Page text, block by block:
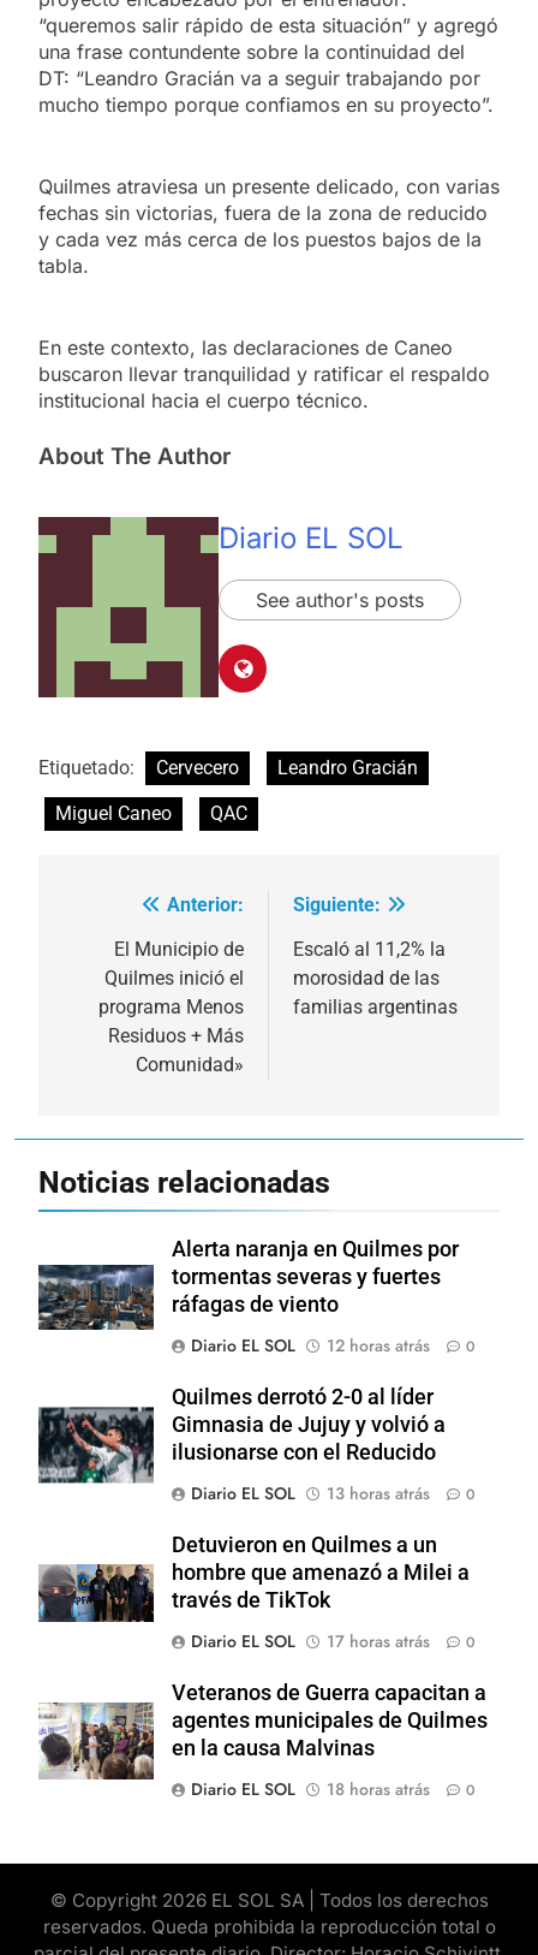
“queremos salir rápido de esta situación” y agregó
una frase contundente sobre la continuidad del
DT: “Leandro Gracián va a seguir trabajando por
mucho tiempo porque confiamos en su proyecto”.
Quilmes atraviesa un presente delicado, con varias
fechas sin victorias, fuera de la zona de reducido
y cada vez más cerca de los puestos bajos de la
tabla.
En este contexto, las declaraciones de Caneo
buscaron llevar tranquilidad y ratificar el respaldo
institucional hacia el cuerpo técnico.
About The Author
Diario EL SOL
See author's posts
Etiquetado: Cervecero
Leandro Gracián
Miguel Caneo
QAC
Navegación
entradas
Anterior:
El Municipio de
Quilmes inició el
programa Menos
Residuos + Más
Comunidad»
Siguiente:
Escaló al 11,2% la
morosidad de las
familias argentinas
Noticias relacionadas
Alerta naranja en Quilmes por
tormentas severas y fuertes
ráfagas de viento
Diario EL SOL
12 horas atrás 0
Quilmes derrotó 2-0 al líder
Gimnasia de Jujuy y volvió a
ilusionarse con el Reducido
Diario EL SOL
13 horas atrás 0
Detuvieron en Quilmes a un
hombre que amenazó a Milei a
través de TikTok
Diario EL SOL
17 horas atrás 0
Veteranos de Guerra capacitan a
agentes municipales de Quilmes
en la causa Malvinas
Diario EL SOL
18 horas atrás 0
© Copyright 2026 EL SOL SA | Todos los derechos
reservados. Queda prohibida la reproducción total o